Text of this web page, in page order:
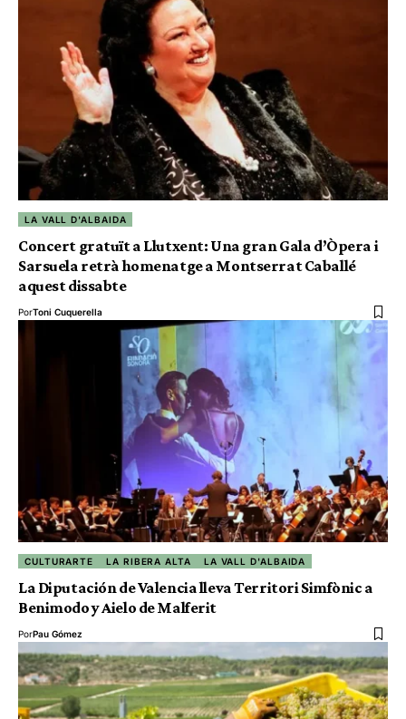
LA VALL D'ALBAIDA
Concert gratuït a Llutxent: Una gran Gala d’Òpera i
Sarsuela retrà homenatge a Montserrat Caballé
aquest dissabte
PorToni Cuquerella
CULTURARTE LA RIBERA ALTA LA VALL D'ALBAIDA
La Diputación de Valencia lleva Territori Simfònic a
Benimodo y Aielo de Malferit
PorPau Gómez